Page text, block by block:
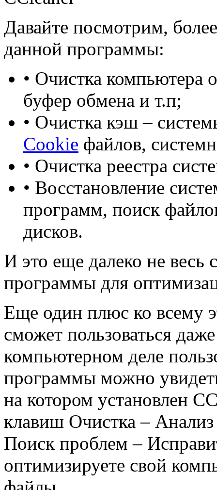
Давайте посмотрим,
данной программы:
• Очистка компьютера
буфер обмена и т.п;
• Очистка кэш –
Cookie файлов,
• Очистка реестра
• Восстановление
программ, поиск
дисков.
И это еще далеко не весь
программы для
Еще один плюс ко всему
сможет пользоваться
компьютерном деле
программы можно
на котором установлен
клавиш Очистка –
Поиск проблем –
оптимизируете свой